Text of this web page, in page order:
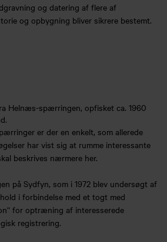
og datering af flere af
og opbygning bliver sikrere bestemt.
Helnæs-spærringen, opfisket ca. 1960
er der en enkelt, som allerede
har vist sig at rumme interessante
beskrives nærmere her.
på Sydfyn, som i 1972 blev undersøgt af
i forbindelse med et togt med
for optræning af interesserede
registrering.